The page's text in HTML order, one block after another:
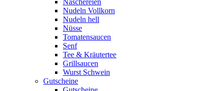
Naschereien
Nudeln Vollkorn
Nudeln hell
Nüsse
Tomatensaucen
Senf
Tee & Kräutertee
Grillsaucen
Wurst Schwein
Gutscheine